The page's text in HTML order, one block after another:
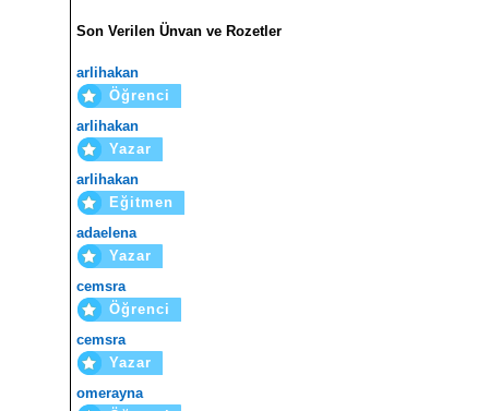
Son Verilen Ünvan ve Rozetler
arlihakan
Öğrenci
arlihakan
Yazar
arlihakan
Eğitmen
adaelena
Yazar
cemsra
Öğrenci
cemsra
Yazar
omerayna